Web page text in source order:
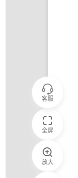
客服
全屏
放大